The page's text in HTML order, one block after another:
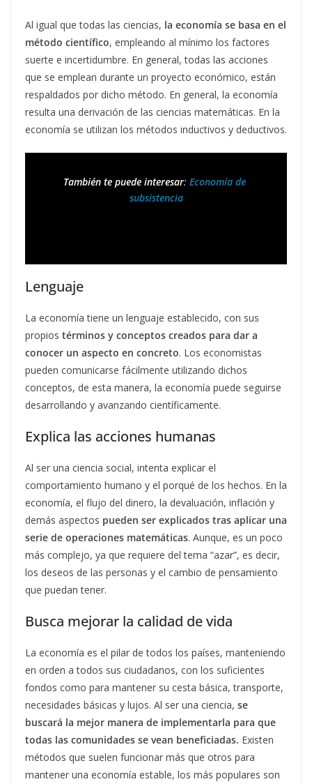
Al igual que todas las ciencias, la economía se basa en el
método científico, empleando al mínimo los factores
suerte e incertidumbre. En general, todas las acciones
que se emplean durante un proyecto económico, están
respaldados por dicho método. En general, la economía
resulta una derivación de las ciencias matemáticas. En la
economía se utilizan los métodos inductivos y deductivos.
También te puede interesar: Economía de
subsistencia
Lenguaje
La economía tiene un lenguaje establecido, con sus
propios términos y conceptos creados para dar a
conocer un aspecto en concreto. Los economistas
pueden comunicarse fácilmente utilizando dichos
conceptos, de esta manera, la economía puede seguirse
desarrollando y avanzando científicamente.
Explica las acciones humanas
Al ser una ciencia social, intenta explicar el
comportamiento humano y el porqué de los hechos. En la
economía, el flujo del dinero, la devaluación, inflación y
demás aspectos pueden ser explicados tras aplicar una
serie de operaciones matemáticas. Aunque, es un poco
más complejo, ya que requiere del tema “azar”, es decir,
los deseos de las personas y el cambio de pensamiento
que puedan tener.
Busca mejorar la calidad de vida
La economía es el pilar de todos los países, manteniendo
en orden a todos sus ciudadanos, con los suficientes
fondos como para mantener su cesta básica, transporte,
necesidades básicas y lujos. Al ser una ciencia, se
buscará la mejor manera de implementarla para que
todas las comunidades se vean beneficiadas. Existen
métodos que suelen funcionar más que otros para
mantener una economía estable, los más populares son